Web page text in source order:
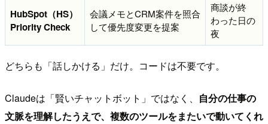
HubSpot（HS）
Priority Check
会議メモとCRM案件を照合
して優先度変更を提案
商談が終
わった日の
夜
どちらも「話しかける」だけ。コードは不要です。
Claudeは「賢いチャットボット」ではなく、 自分の仕事の
文脈を理解したうえで、複数のツールをまたいで動いてくれ